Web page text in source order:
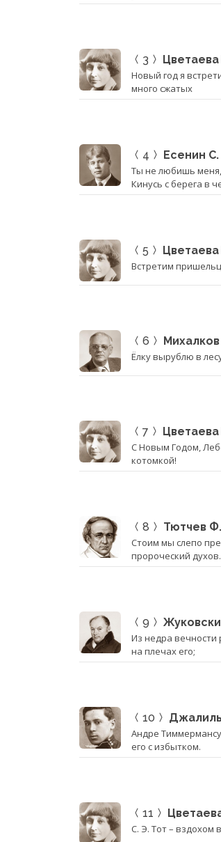
3
Новый год я
много сжатых
4 Есенин С.
Ты не любишь меня,
Кинусь с берега в
5
Встретим
6
Ёлку вырублю в
7
С Новым Годом,
котомкой!
8 Тютчев
Стоим мы слепо
пророческий
9
Из недра
на плечах его;
10
Андре
его с избытком.
11
С. Э. Тот – вздохом